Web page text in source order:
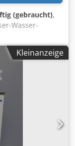
(gebraucht),
Wasser-
1-65e Duo,
Leistung: 77
Einer der
Wir haben
unbenutzt):
V Bei
zur
Kleinanzeige